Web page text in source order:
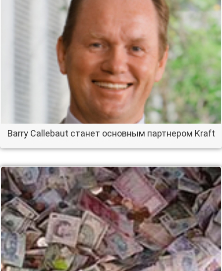
Barry Callebaut станет основным партнером Kraft